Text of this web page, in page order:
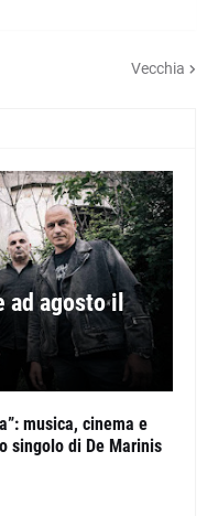
Vecchia
ad agosto il
musica, cinema e
singolo di De Marinis